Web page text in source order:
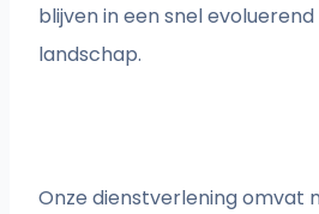
blijven in een snel
landschap.
Onze dienstverlening omvat